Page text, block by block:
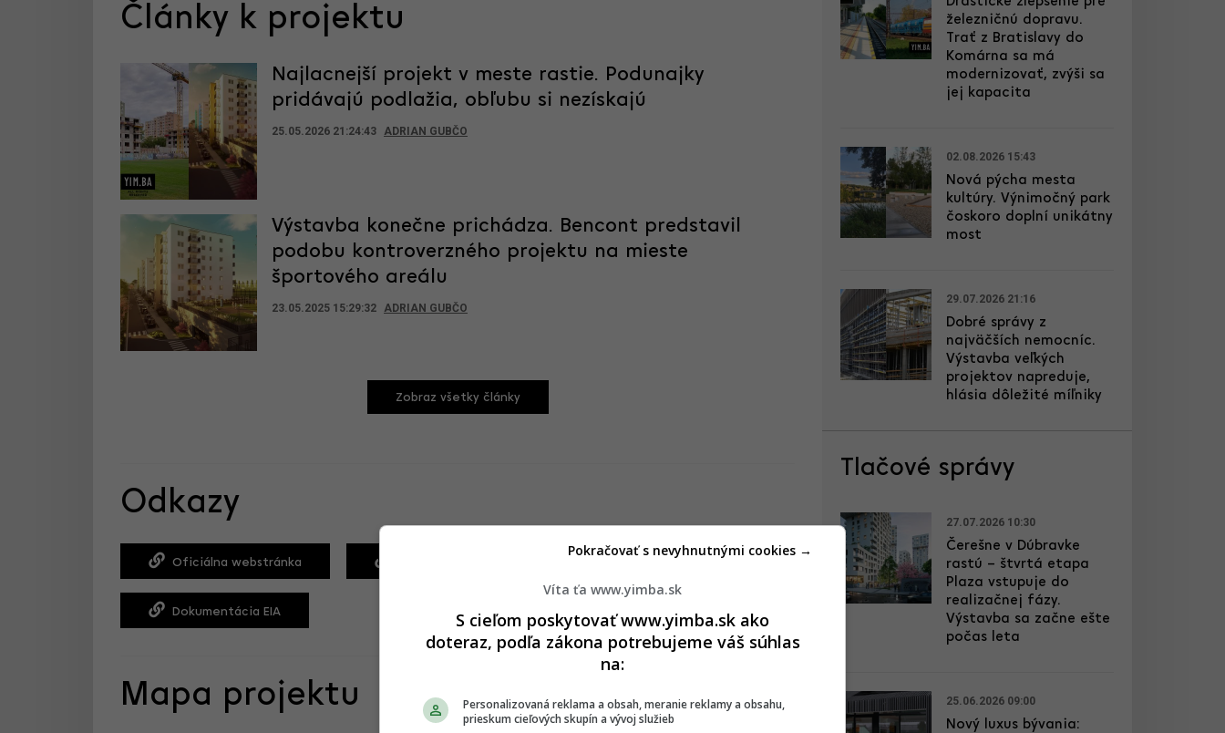
Články k projektu
Najlacnejší projekt v meste rastie. Podunajky
pridávajú podlažia, obľubu si nezískajú
25.05.2026 21:24:43 ADRIAN GUBČO
Výstavba konečne prichádza. Bencont predstavil
podobu kontroverzného projektu na mieste
športového areálu
23.05.2025 15:29:32 ADRIAN GUBČO
Zobraz všetky články
Odkazy
Oficiálna webstránka
Dokumentácia EIA
Mapa projektu
železničnú dopravu.
Trať z Bratislavy do
Komárna sa má
modernizovať, zvýši sa
jej kapacita
02.08.2026 15:43
Nová pýcha mesta
kultúry. Výnimočný park
čoskoro doplní unikátny
most
29.07.2026 21:16
Dobré správy z
najväčších nemocníc.
Výstavba veľkých
projektov napreduje,
hlásia dôležité míľniky
Tlačové správy
27.07.2026 10:30
Čerešne v Dúbravke
rastú – štvrtá etapa
Plaza vstupuje do
realizačnej fázy.
Výstavba sa začne ešte
počas leta
25.06.2026 09:00
Nový luxus bývania:
Víta ťa www.yimba.sk
S cieľom poskytovať www.yimba.sk ako
doteraz, podľa zákona potrebujeme váš súhlas
na:
Personalizovaná reklama a obsah, meranie reklamy a obsahu,
prieskum cieľových skupín a vývoj služieb
Pokračovať s nevyhnutnými cookies →